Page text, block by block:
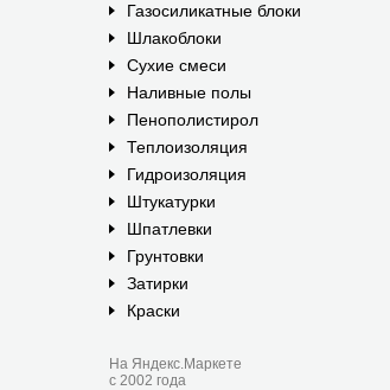
Газосиликатные блоки
Шлакоблоки
Сухие смеси
Наливные полы
Пенополистирол
Теплоизоляция
Гидроизоляция
Штукатурки
Шпатлевки
Грунтовки
Затирки
Краски
На Яндекс.Маркете
с 2002 года